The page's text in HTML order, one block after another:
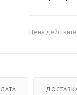
Цена